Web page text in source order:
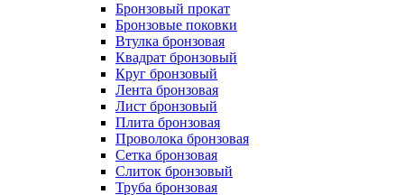
Бронзовый прокат
Бронзовые поковки
Втулка бронзовая
Квадрат бронзовый
Круг бронзовый
Лента бронзовая
Лист бронзовый
Плита бронзовая
Проволока бронзовая
Сетка бронзовая
Слиток бронзовый
Труба бронзовая